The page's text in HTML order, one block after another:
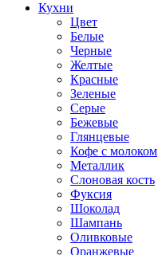
Кухни
Цвет
Белые
Черные
Желтые
Красные
Зеленые
Серые
Бежевые
Глянцевые
Кофе с молоком
Металлик
Слоновая кость
Фуксия
Шоколад
Шампань
Оливковые
Оранжевые